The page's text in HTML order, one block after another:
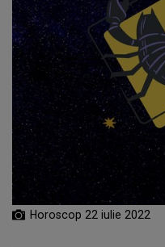
Horoscop 22 iulie 2022